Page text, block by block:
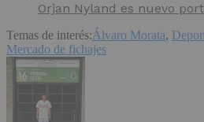
Orjan Nyland es nuevo
Temas de interés:Álvaro Morata,
Mercado de fichajes